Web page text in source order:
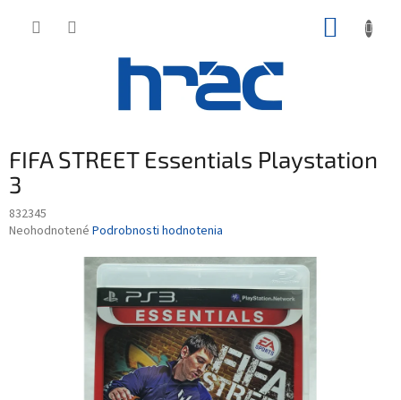
FIFA STREET Essentials Playstation
3
832345
Priemerné
Neohodnotené Podrobnosti hodnotenia